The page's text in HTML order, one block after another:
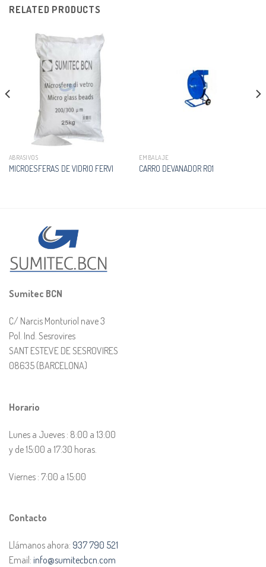
RELATED PRODUCTS
ABRASIVOS
MICROESFERAS DE VIDRIO FERVI
EMBALAJE
CARRO DEVANADOR R01
Sumitec BCN
C/ Narcis Monturiol nave 3
Pol. Ind. Sesrovires
SANT ESTEVE DE SESROVIRES
08635 (BARCELONA)
Horario
Lunes a Jueves : 8:00 a 13:00
y de 15:00 a 17:30 horas.
Viernes : 7:00 a 15:00
Contacto
Llámanos ahora: 937 790 521
Email: info@sumitecbcn.com